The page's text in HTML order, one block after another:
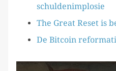
schuldenimplosie
The Great Reset is
De Bitcoin